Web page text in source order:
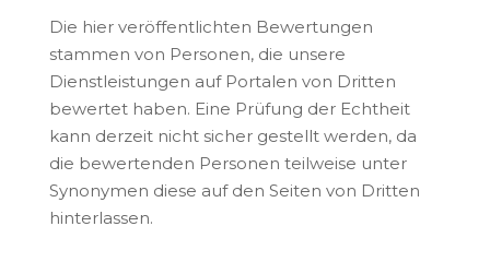
Die hier veröffentlichten Bewertungen
stammen von Personen, die unsere
Dienstleistungen auf Portalen von Dritten
bewertet haben. Eine Prüfung der Echtheit
kann derzeit nicht sicher gestellt werden, da
die bewertenden Personen teilweise unter
Synonymen diese auf den Seiten von Dritten
hinterlassen.